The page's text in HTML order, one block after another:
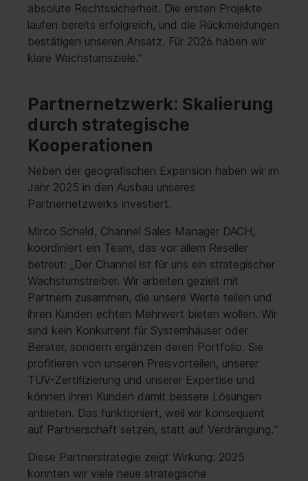
absolute Rechtssicherheit. Die ersten Projekte
laufen bereits erfolgreich, und die Rückmeldungen
bestätigen unseren Ansatz. Für 2026 haben wir
klare Wachstumsziele.“
Partnernetzwerk: Skalierung
durch strategische
Kooperationen
Neben der geografischen Expansion haben wir im
Jahr 2025 in den Ausbau unseres
Partnernetzwerks investiert.
Mirco Scheld, Channel Sales Manager DACH,
koordiniert ein Team, das vor allem Reseller
betreut: „Der Channel ist für uns ein strategischer
Wachstumstreiber. Wir arbeiten gezielt mit
Partnern zusammen, die unsere Werte teilen und
ihren Kunden echten Mehrwert bieten wollen. Wir
sind kein Konkurrent für Systemhäuser oder
Berater, sondern ergänzen deren Portfolio. Sie
profitieren von unseren Preisvorteilen, unserer
TÜV-Zertifizierung und unserer Expertise und
können ihren Kunden damit bessere Lösungen
anbieten. Das funktioniert, weil wir konsequent
auf Partnerschaft setzen, statt auf Verdrängung.“
Diese Partnerstrategie zeigt Wirkung: 2025
konnten wir viele neue strategische